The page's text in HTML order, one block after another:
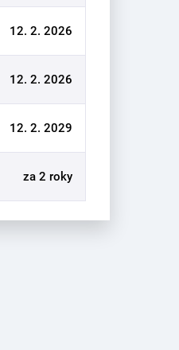
12. 2. 2026
12. 2. 2026
12. 2. 2029
za 2 roky